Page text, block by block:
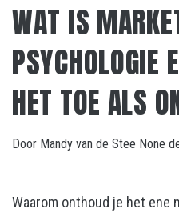
WAT IS
PSYCHOLOGIE
HET TOE ALS
Door Mandy van de Stee None
Waarom onthoud je het ene